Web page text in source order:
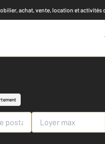
achat, vente, location et activités